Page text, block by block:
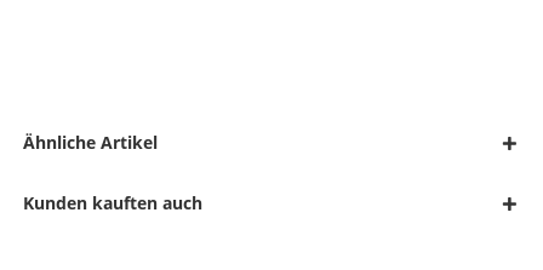
Ähnliche Artikel
Kunden kauften auch